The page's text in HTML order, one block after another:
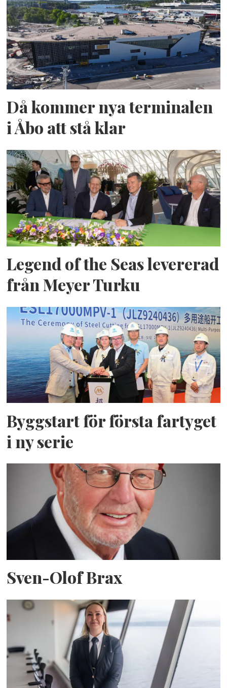
Då kommer nya terminalen
i Åbo att stå klar
Legend of the Seas levererad
från Meyer Turku
Byggstart för första fartyget
i ny serie
Sven-Olof Brax